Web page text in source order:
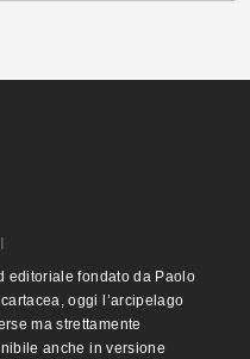
editoriale fondato da Paolo
oggi l’arcipelago
ma strettamente
anche in versione